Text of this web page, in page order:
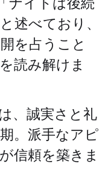
ナイトは後続
述べており、
を占うこと
読み解けま
、誠実さと礼
。派手なアピ
信頼を築きま